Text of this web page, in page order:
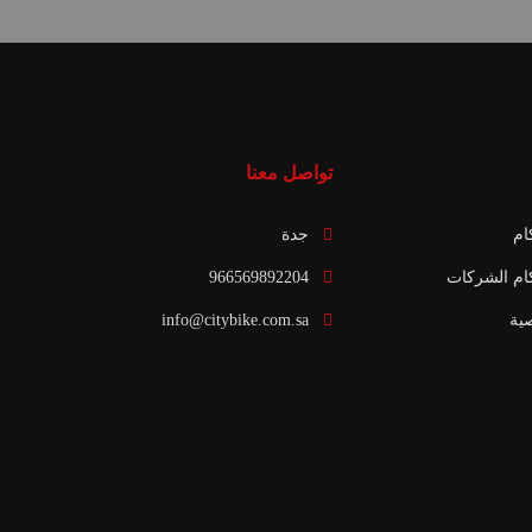
الشركات
تواصل معنا
جدة